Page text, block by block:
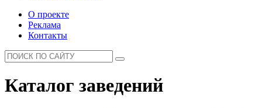
О проекте
Реклама
Контакты
Каталог заведений